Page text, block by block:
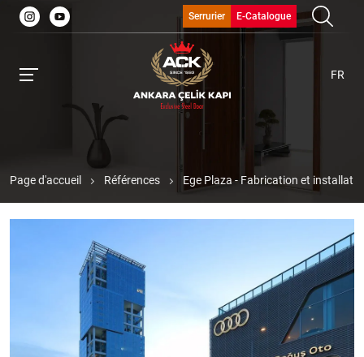
Serrurier E-Catalogue
FR
Page d'accueil Références Ege Plaza - Fabrication et